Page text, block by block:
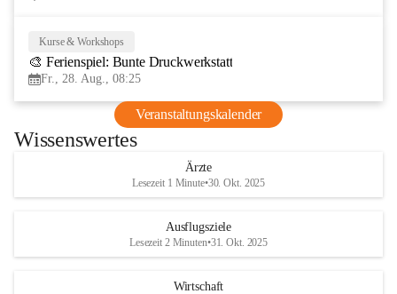
Kurse & Workshops
🎨 Ferienspiel: Bunte Druckwerkstatt
Fr., 28. Aug., 08:25
Veranstaltungskalender
Wissenswertes
Ärzte
Lesezeit 1 Minute•30. Okt. 2025
Ausflugsziele
Lesezeit 2 Minuten•31. Okt. 2025
Wirtschaft